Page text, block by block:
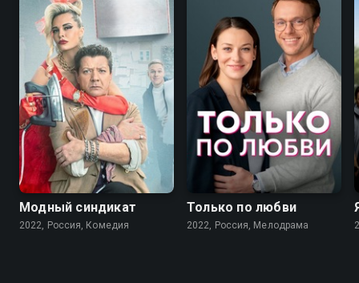
7.6
Модный синдикат
2022, Россия, Комедия
Только по любви
2022, Россия, Мелодрама